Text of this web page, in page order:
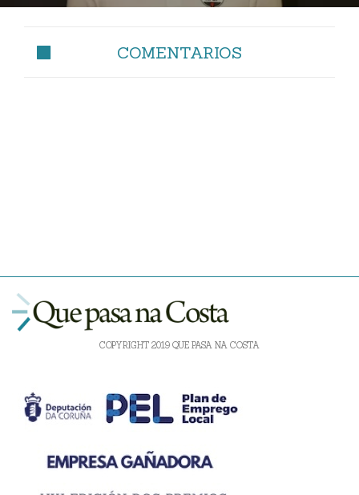
COMENTARIOS
COPYRIGHT 2019 QUE PASA NA COSTA